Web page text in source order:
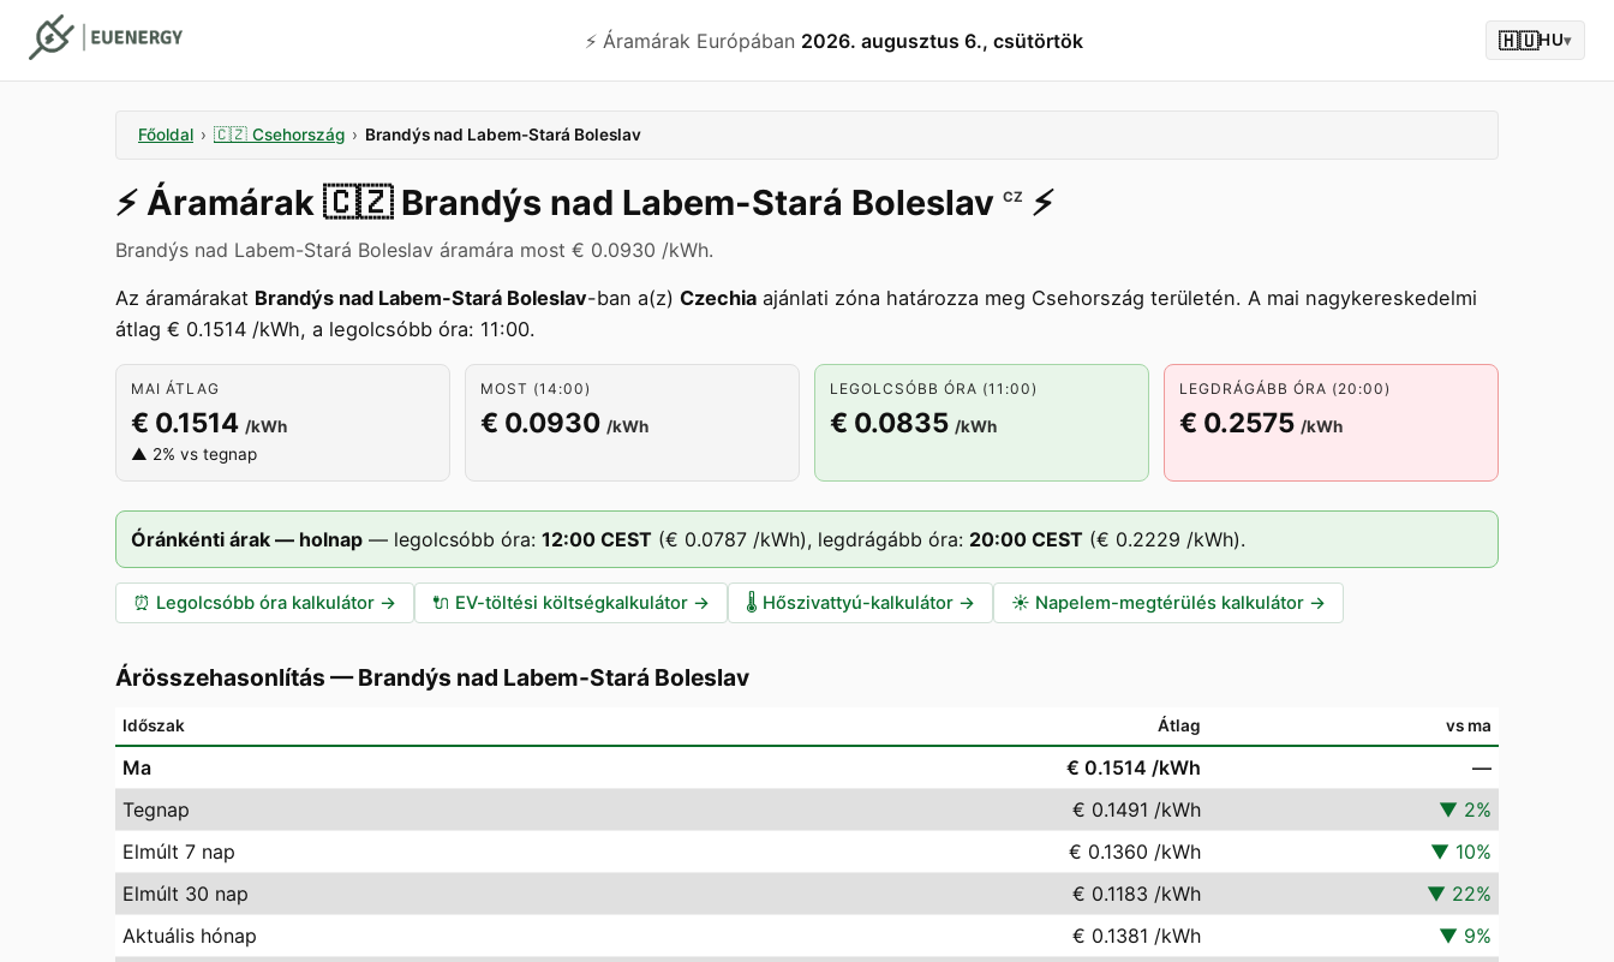
⚡️ Áramárak Európában 2026. augusztus 6., csütörtök 🇭🇺HU▾
Főoldal › 🇨🇿 Csehország › Brandýs nad Labem-Stará Boleslav
⚡️ Áramárak 🇨🇿 Brandýs nad Labem-Stará Boleslav CZ ⚡️
Brandýs nad Labem-Stará Boleslav áramára most € 0.0930 /kWh.
Az áramárakat Brandýs nad Labem-Stará Boleslav-ban a(z) Czechia ajánlati zóna határozza meg Csehország területén. A mai nagykereskedelmi
átlag € 0.1514 /kWh, a legolcsóbb óra: 11:00.
MAI ÁTLAG
€ 0.1514 /kWh
▲ 2% vs tegnap
MOST (14:00)
€ 0.0930 /kWh
LEGOLCSÓBB ÓRA (11:00)
€ 0.0835 /kWh
LEGDRÁGÁBB ÓRA (20:00)
€ 0.2575 /kWh
Óránkénti árak — holnap — legolcsóbb óra: 12:00 CEST (€ 0.0787 /kWh), legdrágább óra: 20:00 CEST (€ 0.2229 /kWh).
⏰ Legolcsóbb óra kalkulátor → 🔌 EV-töltési költségkalkulátor → 🌡️ Hőszivattyú-kalkulátor → ☀️ Napelem-megtérülés kalkulátor →
Árösszehasonlítás —Brandýs nad Labem-Stará Boleslav
Időszak Átlag vs ma
Ma € 0.1514 /kWh
—
Tegnap
€ 0.1491 /kWh ▼ 2%
Elmúlt 7 nap
€ 0.1360 /kWh ▼ 10%
Elmúlt 30 nap
€ 0.1183 /kWh ▼ 22%
Aktuális hónap
€ 0.1381 /kWh ▼ 9%